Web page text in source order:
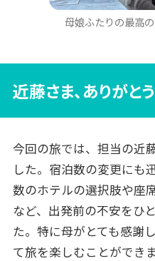
母娘ふたりの最高
近藤さま、ありがと
今回の旅では、担当の近
した。宿泊数の変更にも
数のホテルの選択肢や座
など、出発前の不安をひ
た。特に母がとても感謝
て旅を楽しむことができ